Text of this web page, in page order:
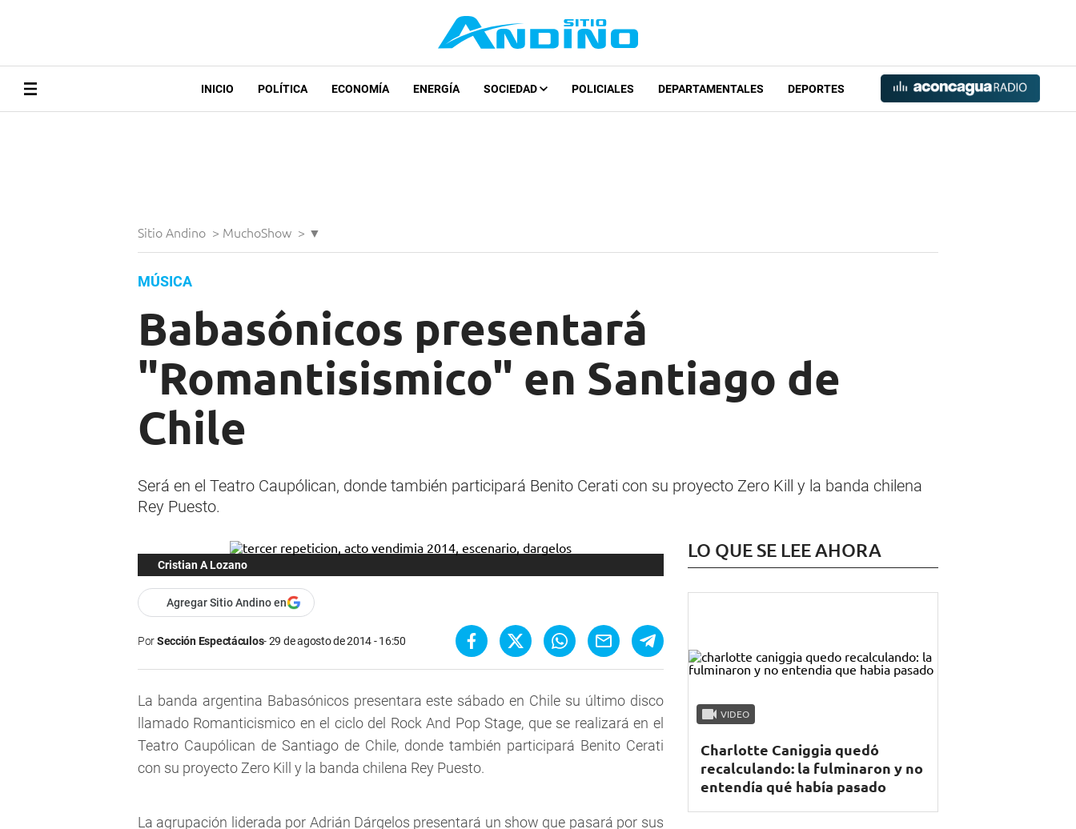
INICIO POLÍTICA ECONOMÍA ENERGÍA SOCIEDAD POLICIALES DEPARTAMENTALES DEPORTES
Sitio Andino > MuchoShow > ▼
MÚSICA
Babasónicos presentará
"Romantisismico" en Santiago de
Chile
Será en el Teatro Caupólican, donde también participará Benito Cerati con su proyecto Zero Kill y la banda chilena
Rey Puesto.
Cristian A Lozano
Agregar Sitio Andino en
PorSección Espectáculos 29 de agosto de 2014 - 16:50
La banda argentina Babasónicos presentara este sábado en Chile su último disco
llamado Romanticismico en el ciclo del Rock And Pop Stage, que se realizará en el
Teatro Caupólican de Santiago de Chile, donde también participará Benito Cerati
con su proyecto Zero Kill y la banda chilena Rey Puesto.
La agrupación liderada por Adrián Dárgelos presentará un show que pasará por sus
LO QUE SE LEE AHORA
VIDEO
Charlotte Caniggia quedó
recalculando: la fulminaron y no
entendía qué había pasado